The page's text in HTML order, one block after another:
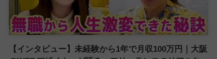
【インタビュー】未経験から1年で月収100万円｜大阪